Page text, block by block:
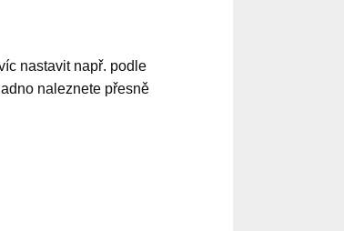
nastavit např. podle
naleznete přesně